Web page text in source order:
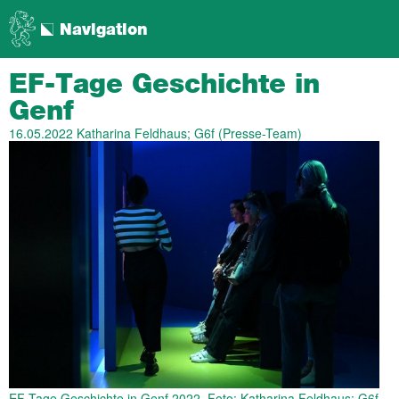
Navigation
EF-Tage Geschichte in
Genf
16.05.2022 Katharina Feldhaus; G6f (Presse-Team)